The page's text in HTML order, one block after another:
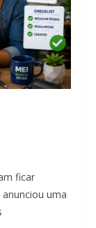
ficar
uma